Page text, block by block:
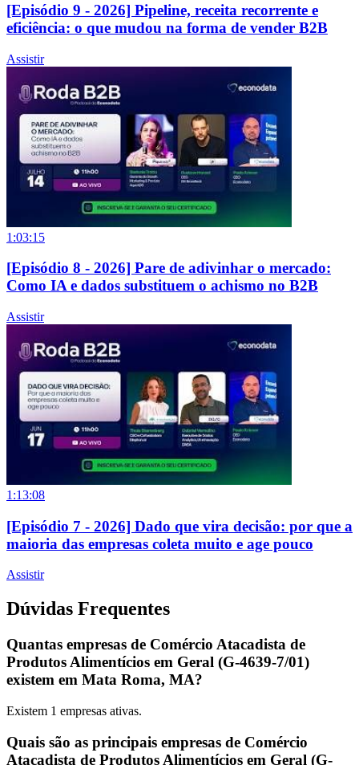
[Episódio 9 - 2026] Pipeline, receita recorrente e
eficiência: o que mudou na forma de vender B2B
Assistir
1:03:15
[Episódio 8 - 2026] Pare de adivinhar o mercado:
Como IA e dados substituem o achismo no B2B
Assistir
1:13:08
[Episódio 7 - 2026] Dado que vira decisão: por que a
maioria das empresas coleta muito e age pouco
Assistir
Dúvidas Frequentes
Quantas empresas de Comércio Atacadista de
Produtos Alimentícios em Geral (G-4639-7/01)
existem em Mata Roma, MA?
Existem 1 empresas ativas.
Quais são as principais empresas de Comércio
Atacadista de Produtos Alimentícios em Geral (G-